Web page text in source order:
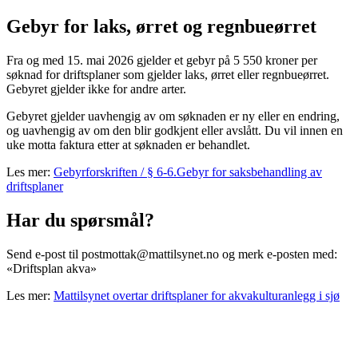
Gebyr for laks, ørret og regnbueørret
Fra og med 15. mai 2026 gjelder et gebyr på 5 550 kroner per
søknad for driftsplaner som gjelder laks, ørret eller regnbueørret.
Gebyret gjelder ikke for andre arter.
Gebyret gjelder uavhengig av om søknaden er ny eller en endring,
og uavhengig av om den blir godkjent eller avslått. Du vil innen en
uke motta faktura etter at søknaden er behandlet.
Les mer: Gebyrforskriften / § 6-6.Gebyr for saksbehandling av
driftsplaner
Har du spørsmål?
Send e-post til postmottak@mattilsynet.no og merk e-posten med:
«Driftsplan akva»
Les mer: Mattilsynet overtar driftsplaner for akvakulturanlegg i sjø